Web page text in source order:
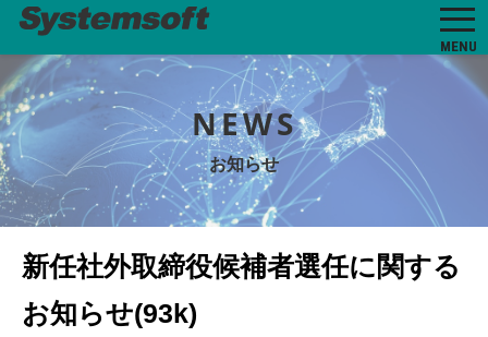
MENU
NEWS
お知らせ
新任社外取締役候補者選任に関する
お知らせ(93k)